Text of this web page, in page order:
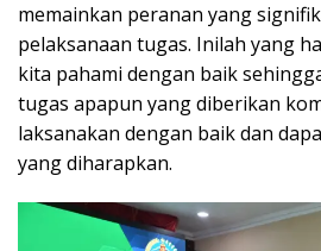
memainkan peranan yang
pelaksanaan tugas. Inilah yang
kita pahami dengan baik
tugas apapun yang diberikan
laksanakan dengan baik dan
yang diharapkan.